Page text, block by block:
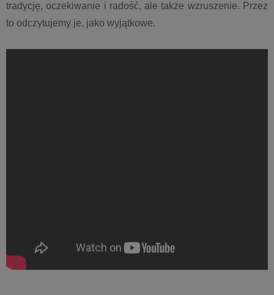
tradycję, oczekiwanie i radość, ale także wzruszenie. Przez
to odczytujemy je, jako wyjątkowe.